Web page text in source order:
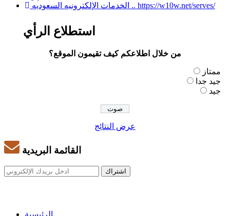
الخدمات الإلكترونيه السعوديه .. https://w10w.net/serves/
استطلاع الرأي
من خلال اطلاعكم كيف تقيمون الموقع؟
ممتاز
جيد جدا
جيد
عرض النتائج
القائمة البريدية
الرئيسية